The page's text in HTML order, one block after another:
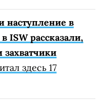
наступление в
ISW рассказали,
захватчики
здесь 17